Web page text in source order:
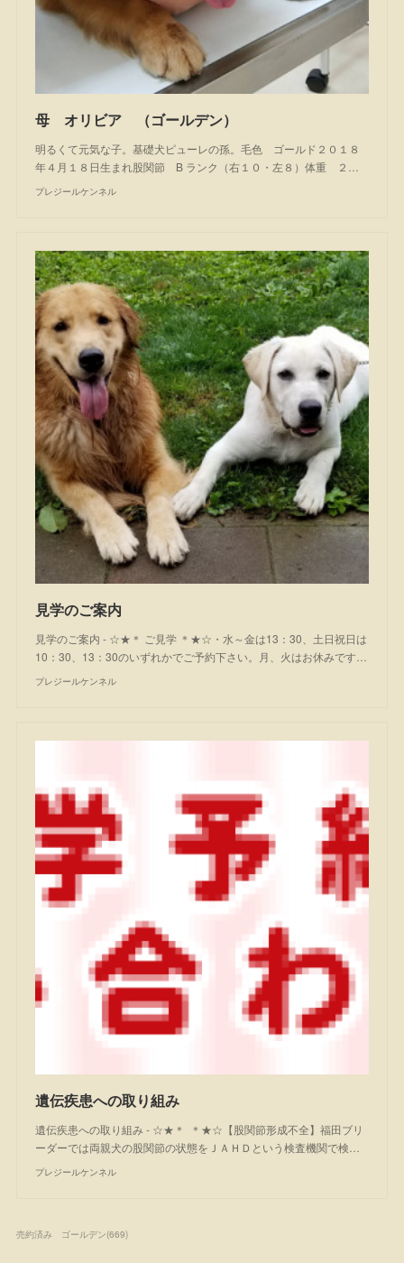
母 オリビア （ゴールデン）
明るくて元気な子。基礎犬ピューレの孫。毛色 ゴールド２０１８
年４月１８日生まれ股関節 B ランク（右１０・左８）体重 ２…
プレジールケンネル
見学のご案内
見学のご案内 - ☆★＊ ご見学 ＊★☆・水～金は13：30、土日祝日は
10：30、13：30のいずれかでご予約下さい。月、火はお休みです…
プレジールケンネル
遺伝疾患への取り組み
遺伝疾患への取り組み - ☆★＊ ＊★☆【股関節形成不全】福田ブリ
ーダーでは両親犬の股関節の状態をＪＡＨＤという検査機関で検…
プレジールケンネル
売約済み ゴールデン(669)